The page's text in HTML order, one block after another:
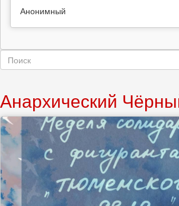
Анонимный
Форма
Анархический